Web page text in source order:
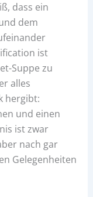
dass ein
dem
ist
Suppe zu
alles
hergibt:
und einen
ist zwar
nach gar
Gelegenheiten